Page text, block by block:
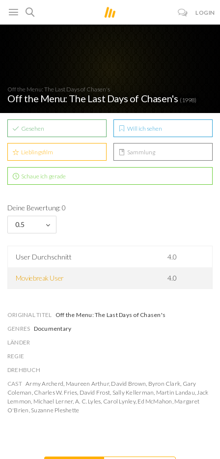
LOGIN
Off the Menu: The Last Days of Chasen's
Off the Menu: The Last Days of Chasen's (1998)
Gesehen Will ich sehen
Lieblingsfilm Sammlung
Schaue ich gerade
Deine Bewertung: 0
0.5
User Durchschnitt 4.0
Moviebreak User 4.0
ORIGINAL TITEL Off the Menu: The Last Days of Chasen's
GENRES Documentary
LÄNDER
REGIE
DREHBUCH
CAST Army Archerd, Maureen Arthur, David Brown, Byron Clark, Gary
Coleman, Charles W. Fries, David Frost, Sally Kellerman, Martin Landau,Jack
Lemmon, Michael Lerner, A. C. Lyles, Carol Lynley, Ed McMahon, Margaret
O'Brien, Suzanne Pleshette